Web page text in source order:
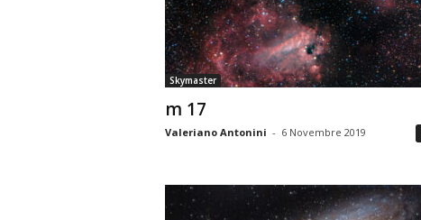
o
n
o
m
i
Skymaster
m 17
Valeriano Antonini - 6 Novembre 2019